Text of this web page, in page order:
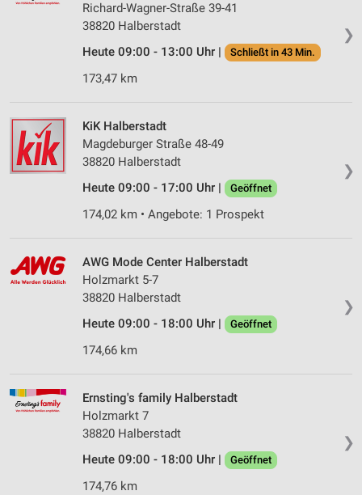
❯
Richard-Wagner-Straße 39-41
38820 Halberstadt
Heute 09:00 - 13:00 Uhr |
Schließt in 43 Min.
173,47 km
❯
KiK Halberstadt
Magdeburger Straße 48-49
38820 Halberstadt
Heute 09:00 - 17:00 Uhr |
Geöffnet
174,02 km • Angebote: 1 Prospekt
❯
AWG Mode Center Halberstadt
Holzmarkt 5-7
38820 Halberstadt
Heute 09:00 - 18:00 Uhr |
Geöffnet
174,66 km
❯
Ernsting's family Halberstadt
Holzmarkt 7
38820 Halberstadt
Heute 09:00 - 18:00 Uhr |
Geöffnet
174,76 km